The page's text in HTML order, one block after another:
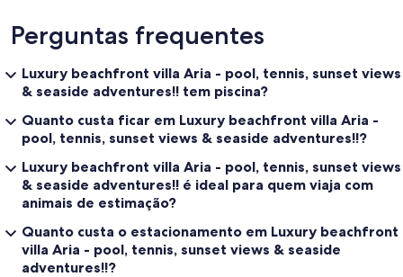
music & dance sessions
• Luxury water gadgets – SUP yoga boards, floating loungers,
underwater scooters, e-foil rides and more!
• Waterproof smartphone cases – capture unforgettable
underwater moments
• Professional content creation kit – for influencers or live events
• Outdoor cinema setup – projector movies on villa walls
• Professional poker table & equipment – upon early notice
• Enjoy JBL sound system for great music and entertainment.
✨ Drougas Bakery – Our Own Artisan Bakery Network ✨
For an expanded variety of premium products, we collaborate with
Drougas Bakery, which we own and operate, a network of 5 artisan
bakeries in the Porto Heli region. We produce fresh bread,
croissants, traditional Greek pies, desserts, handmade ice cream,
Perguntas frequentes
Luxury beachfront villa Aria - pool, tennis, sunset views
& seaside adventures!! tem piscina?
Quanto custa ficar em Luxury beachfront villa Aria -
pool, tennis, sunset views & seaside adventures!!?
Luxury beachfront villa Aria - pool, tennis, sunset views
& seaside adventures!! é ideal para quem viaja com
animais de estimação?
Quanto custa o estacionamento em Luxury beachfront
villa Aria - pool, tennis, sunset views & seaside
adventures!!?